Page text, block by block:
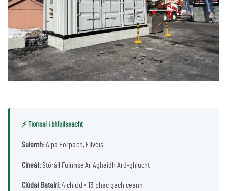
⚡ Tionsaí i bhfoilseacht
Suíomh:Alpa Eorpach, Eilvéis
Cineál:Stóráil Fuinnse Ar Aghaidh Ard-ghlucht
Clúdaí Batairí:4 chlúd × 13 phac gach ceann